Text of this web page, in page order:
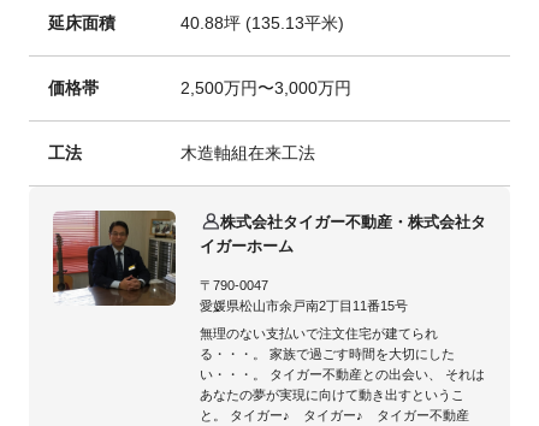
延床面積 40.88坪 (135.13平米)
価格帯 2,500万円〜3,000万円
工法 木造軸組在来工法
株式会社タイガー不動産・株式会社タ
イガーホーム
〒790-0047
愛媛県松山市余戸南2丁目11番15号
無理のない支払いで注文住宅が建てられ
る・・・。 家族で過ごす時間を大切にした
い・・・。 タイガー不動産との出会い、 それは
あなたの夢が実現に向けて動き出すというこ
と。 タイガー♪ タイガー♪ タイガー不動産